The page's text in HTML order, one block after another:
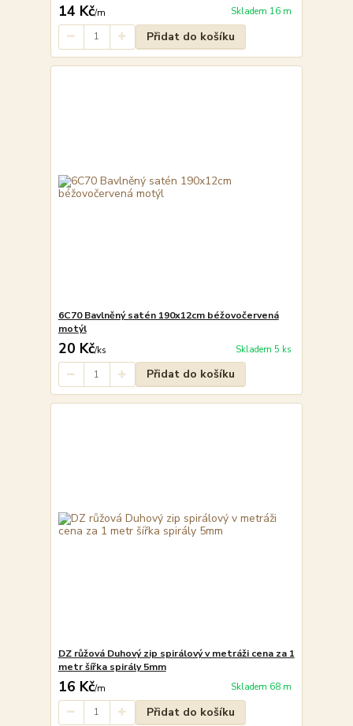
14 Kč/m Skladem 16 m
Přidat do košíku
6C70 Bavlněný satén 190x12cm béžovočervená
motýl
20 Kč/ks Skladem 5 ks
Přidat do košíku
DZ růžová Duhový zip spirálový v metráži cena za 1
metr šířka spirály 5mm
16 Kč/m Skladem 68 m
Přidat do košíku